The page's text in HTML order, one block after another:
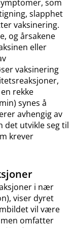
som
slapphet
vaksinering.
og årsakene
eller
vaksinering
rekke
synes å
avhengig av
det utvikle seg til
krever
i nær
viser dyret
vil være
omfatter